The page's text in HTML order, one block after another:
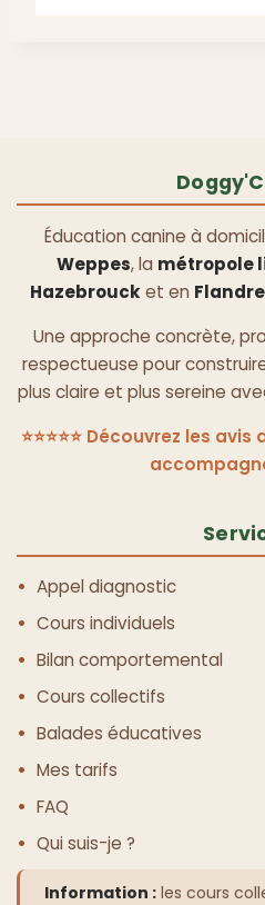
Éducation canine à
Weppes, la métropole
Hazebroucket en
Une approche concrète,
respectueuse pour
plus claire et plus sereine
⭐⭐⭐⭐⭐ Découvrez les
Appel diagnostic
Cours individuels
Bilan comportemental
Cours collectifs
Balades éducatives
Mes tarifs
FAQ
Qui suis-je ?
Information : les cours